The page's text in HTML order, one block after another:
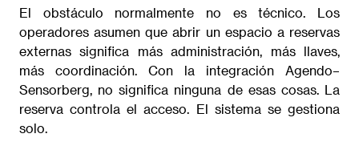
El obstáculo normalmente no es técnico. Los
operadores asumen que abrir un espacio a reservas
externas significa más administración, más llaves,
más coordinación. Con la integración Agendo–
Sensorberg, no significa ninguna de esas cosas. La
reserva controla el acceso. El sistema se gestiona
solo.